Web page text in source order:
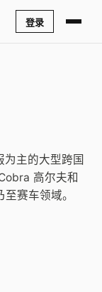
登录
主的大型跨国
高尔夫和
赛车领域。